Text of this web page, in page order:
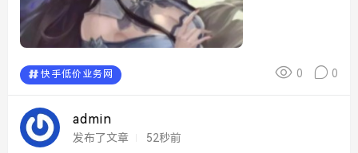
快手低价业务网 0 0
admin
发布了文章 52秒前